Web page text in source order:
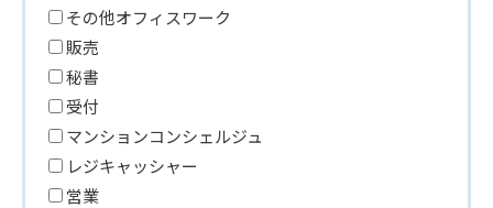
その他オフィスワーク
販売
秘書
受付
マンションコンシェルジュ
レジキャッシャー
営業